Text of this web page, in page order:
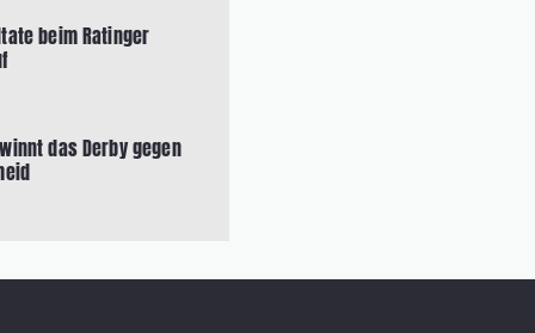
beim Ratinger
das Derby gegen